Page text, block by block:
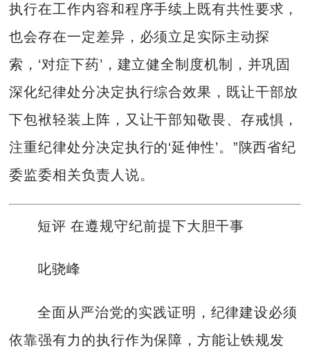
执行在工作内容和程序手续上既有共性要求，
也会存在一定差异，必须立足实际主动探
索，‘对症下药’，建立健全制度机制，并巩固
深化纪律处分决定执行综合效果，既让干部放
下包袱轻装上阵，又让干部知敬畏、存戒惧，
注重纪律处分决定执行的‘延伸性’。”陕西省纪
委监委相关负责人说。
短评 在遵规守纪前提下大胆干事
叱骁峰
全面从严治党的实践证明，纪律建设必须
依靠强有力的执行作为保障，方能让铁规发